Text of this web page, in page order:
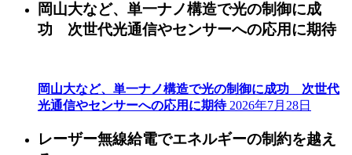
岡山大など、単一ナノ構造で光の制御に成
功 次世代光通信やセンサーへの応用に期待
岡山大など、単一ナノ構造で光の制御に成功 次世代
光通信やセンサーへの応用に期待 2026年7月28日
レーザー無線給電でエネルギーの制約を越え